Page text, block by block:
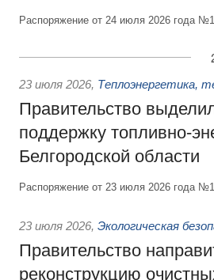
Распоряжение от 24 июля 2026 года
23 июля 2026, Теплоэнергетика,
Правительство
поддержку топливно-
Белгородской области
Распоряжение от 23 июля 2026 года
23 июля 2026, Экологическая
Правительство
реконструкцию